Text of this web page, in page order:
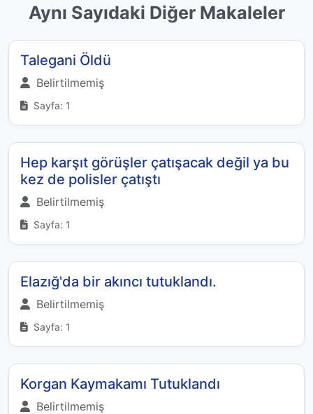
Aynı Sayıdaki Diğer Makaleler
Talegani Öldü
Belirtilmemiş
Sayfa: 1
Hep karşıt görüşler çatışacak değil ya bu
kez de polisler çatıştı
Belirtilmemiş
Sayfa: 1
Elazığ'da bir akıncı tutuklandı.
Belirtilmemiş
Sayfa: 1
Korgan Kaymakamı Tutuklandı
Belirtilmemiş